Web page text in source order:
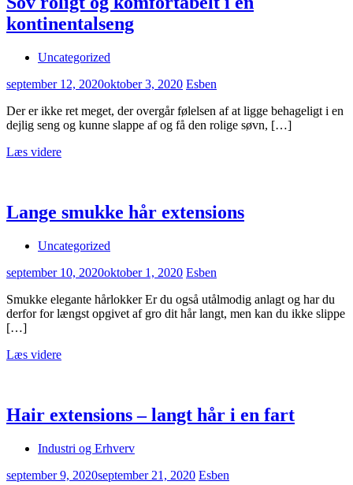
kontinentalseng
Uncategorized
september 12, 2020oktober 3, 2020 Esben
Der er ikke ret meget, der overgår følelsen af at ligge behageligt i en
dejlig seng og kunne slappe af og få den rolige søvn, […]
Læs videre
Lange smukke hår extensions
Uncategorized
september 10, 2020oktober 1, 2020 Esben
Smukke elegante hårlokker Er du også utålmodig anlagt og har du
derfor for længst opgivet af gro dit hår langt, men kan du ikke slippe
[…]
Læs videre
Hair extensions – langt hår i en fart
Industri og Erhverv
september 9, 2020september 21, 2020 Esben